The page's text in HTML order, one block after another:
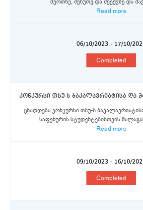
Read more
06/10/2023 - 17/10/
Completed
ცხადდება კონკურსი თსუ-ს
საფეხურის სტუდენტებისთვის
Read more
09/10/2023 - 16/10/
Completed